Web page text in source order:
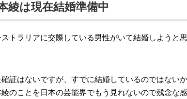
綾は現在結婚準備中
ストラリアに交際している男性がいて結婚しようと
確証はないですが、すでに結婚しているのではない
綾のことを日本の芸能界でもう見れないので残念な